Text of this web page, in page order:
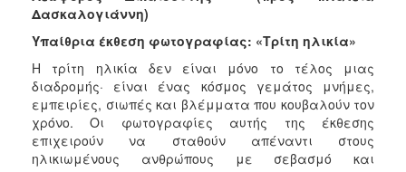
Δασκαλογιάννη)
Υπαίθρια έκθεση φωτογραφίας: «Τρίτη ηλικία»
Η τρίτη ηλικία δεν είναι μόνο το τέλος μιας
διαδρομής· είναι ένας κόσμος γεμάτος μνήμες,
εμπειρίες, σιωπές και βλέμματα που κουβαλούν τον
χρόνο. Οι φωτογραφίες αυτής της έκθεσης
επιχειρούν να σταθούν απέναντι στους
ηλικιωμένους ανθρώπους με σεβασμό και